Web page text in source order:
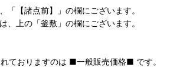
「【諸点前】」の欄にございます。
、上の「釜敷」の欄にございます。
おりますのは ■一般販売価格■ です。